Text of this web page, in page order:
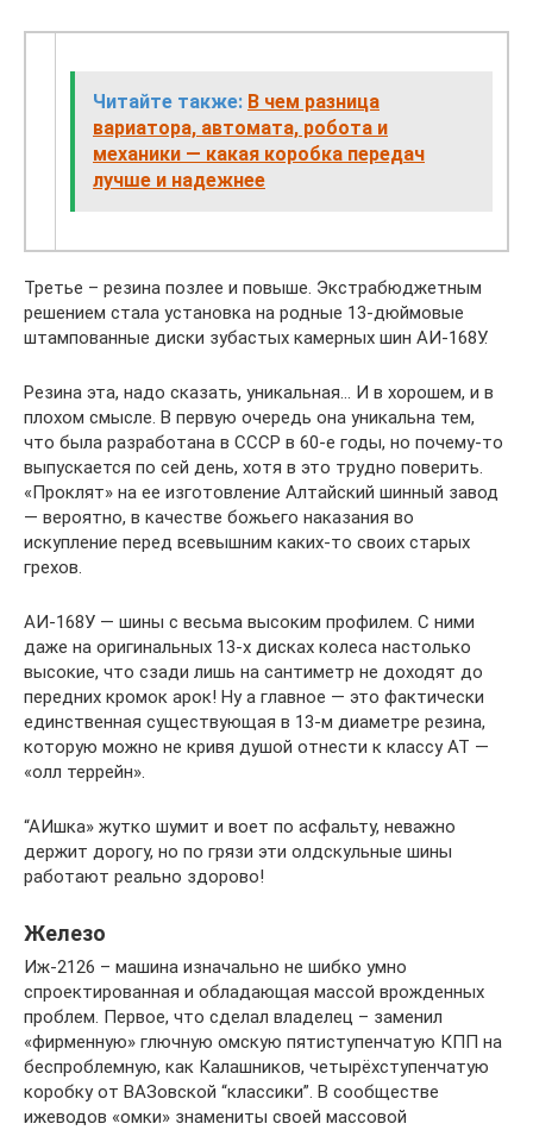
Читайте также: В чем разница
вариатора, автомата, робота и
механики — какая коробка передач
лучше и надежнее
Третье – резина позлее и повыше. Экстрабюджетным
решением стала установка на родные 13-дюймовые
штампованные диски зубастых камерных шин АИ-168У.
Резина эта, надо сказать, уникальная… И в хорошем, и в
плохом смысле. В первую очередь она уникальна тем,
что была разработана в СССР в 60-е годы, но почему-то
выпускается по сей день, хотя в это трудно поверить.
«Проклят» на ее изготовление Алтайский шинный завод
— вероятно, в качестве божьего наказания во
искупление перед всевышним каких-то своих старых
грехов.
АИ-168У — шины с весьма высоким профилем. С ними
даже на оригинальных 13-х дисках колеса настолько
высокие, что сзади лишь на сантиметр не доходят до
передних кромок арок! Ну а главное — это фактически
единственная существующая в 13-м диаметре резина,
которую можно не кривя душой отнести к классу AT —
«олл террейн».
“АИшка» жутко шумит и воет по асфальту, неважно
держит дорогу, но по грязи эти олдскульные шины
работают реально здорово!
Железо
Иж-2126 – машина изначально не шибко умно
спроектированная и обладающая массой врожденных
проблем. Первое, что сделал владелец – заменил
«фирменную» глючную омскую пятиступенчатую КПП на
беспроблемную, как Калашников, четырёхступенчатую
коробку от ВАЗовской “классики”. В сообществе
ижеводов «омки» знамениты своей массовой